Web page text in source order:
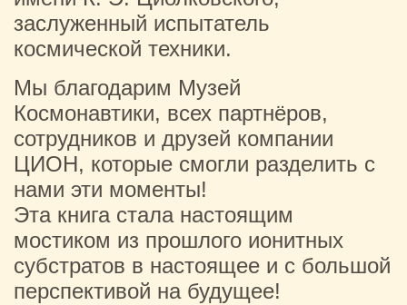
заслуженный испытатель
космической техники.
Мы благодарим Музей
Космонавтики, всех партнёров,
сотрудников и друзей компании
ЦИОН, которые смогли разделить с
нами эти моменты!
Эта книга стала настоящим
мостиком из прошлого ионитных
субстратов в настоящее и с большой
перспективой на будущее!